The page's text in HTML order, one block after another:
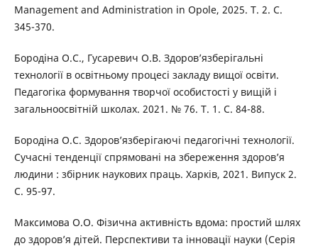
Management and Administration in Opole, 2025. Т. 2. С.
345-370.
Бородіна О.С., Гусаревич О.В. Здоров’язберігальні
технології в освітньому процесі закладу вищої освіти.
Педагогіка формування творчої особистості у вищій і
загальноосвітній школах. 2021. № 76. Т. 1. С. 84-88.
Бородіна О.С. Здоров’язберігаючі педагогічні технології.
Сучасні тенденції спрямовані на збереження здоров’я
людини : збірник наукових праць. Харків, 2021. Випуск 2.
С. 95-97.
Максимова О.О. Фізична активність вдома: простий шлях
до здоров’я дітей. Перспективи та інновації науки (Серія